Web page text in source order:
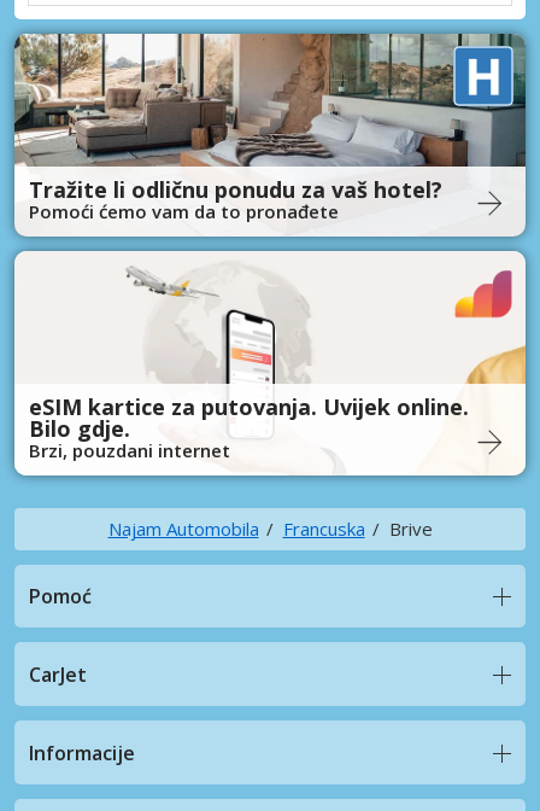
Tražite li odličnu ponudu za vaš hotel?
Pomoći ćemo vam da to pronađete
eSIM kartice za putovanja. Uvijek online.
Bilo gdje.
Brzi, pouzdani internet
Najam Automobila Francuska Brive
Pomoć
CarJet
Informacije